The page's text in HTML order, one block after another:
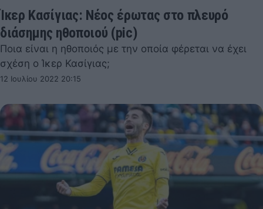
Ίκερ Κασίγιας: Νέος έρωτας στο πλευρό
διάσημης ηθοποιού (pic)
Ποια είναι η ηθοποιός με την οποία φέρεται να έχει
σχέση ο Ίκερ Κασίγιας;
12 Ιουλίου 2022 20:15